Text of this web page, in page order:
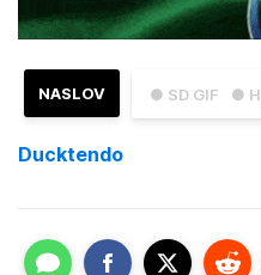
● SD GIF ●
NASLOV
Ducktendo